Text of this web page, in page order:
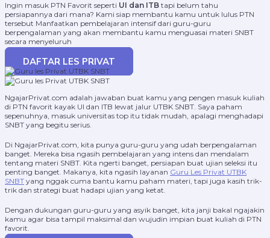
Ingin masuk PTN Favorit seperti UI dan ITB tapi belum tahu
persiapannya dari mana? Kami siap membantu kamu untuk lulus PTN
tersebut Manfaatkan pembelajaran intensif dari guru-guru
berpengalaman yang akan membantu kamu menguasai materi SNBT
secara menyeluruh
DAFTAR LES PRIVAT
NgajarPrivat.com adalah jawaban buat kamu yang pengen masuk kuliah
di PTN favorit kayak UI dan ITB lewat jalur UTBK SNBT. Saya paham
sepenuhnya, masuk universitas top itu tidak mudah, apalagi menghadapi
SNBT yang begitu serius.
Di NgajarPrivat.com, kita punya guru-guru yang udah berpengalaman
banget. Mereka bisa ngasih pembelajaran yang intens dan mendalam
tentang materi SNBT. Kita ngerti banget, persiapan buat ujian seleksi itu
penting banget. Makanya, kita ngasih layanan Guru Les Privat UTBK
SNBT yang nggak cuma bantu kamu paham materi, tapi juga kasih trik-
trik dan strategi buat hadapi ujian yang ketat.
Dengan dukungan guru-guru yang asyik banget, kita janji bakal ngajakin
kamu agar bisa tampil maksimal dan wujudin impian buat kuliah di PTN
favorit.